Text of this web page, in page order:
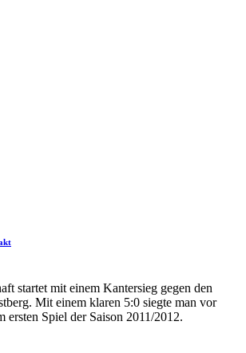
startet mit einem Kantersieg gegen den
Mit einem klaren 5:0 siegte man vor
ersten Spiel der Saison 2011/2012.